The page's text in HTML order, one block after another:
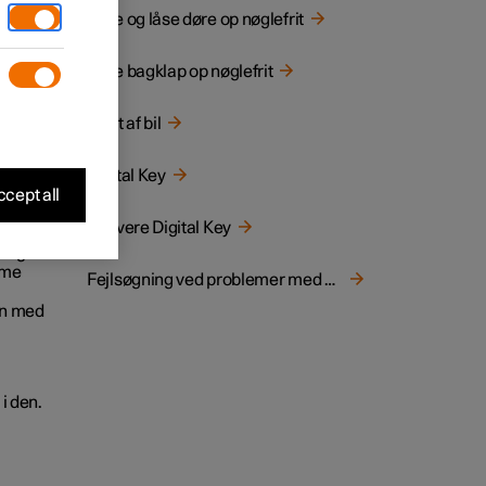
med
den.
Låse og låse døre op nøglefrit
Låse bagklap op nøglefrit
Start af bil
Digital Key
Aktivere Digital Key
Fejlsøgning ved problemer med Digital Key
all